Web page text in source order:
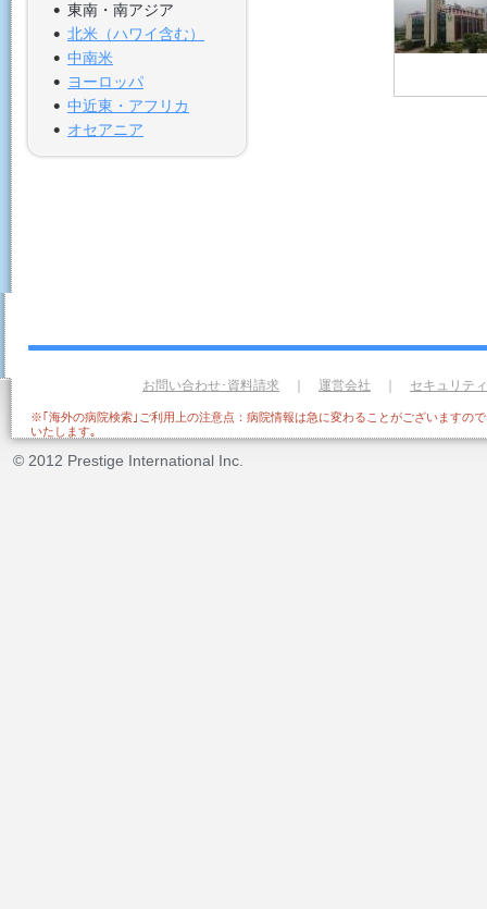
東南・南アジア
北米（ハワイ含む）
中南米
ヨーロッパ
中近東・アフリカ
オセアニア
※｢海外の病院検索｣ご利用上の注意点：病院情報は急に変わることがございますの
いたします｡
お問い合わせ･資料請求 運営会社 セキュリテ
© 2012 Prestige International Inc.